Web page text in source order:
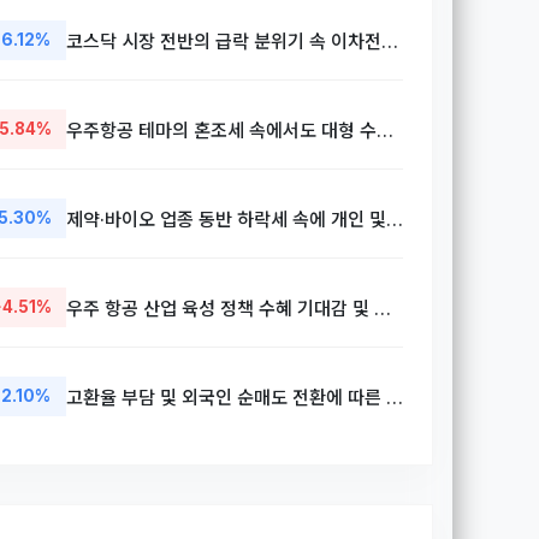
코스닥 시장 전반의 급락 분위기 속 이차전지 업종 중심의 차익 실현 매물 출회
우주항공 테마의 혼조세 속에서도 대형 수주 모멘텀 및 방산 부문 기대감 반영
제약·바이오 업종 동반 하락세 속에 개인 및 외국인의 동반 매도세 유입
우주 항공 산업 육성 정책 수혜 기대감 및 신규 프로젝트 참여 가능성 부각
고환율 부담 및 외국인 순매도 전환에 따른 대형 반도체주 숨고르기